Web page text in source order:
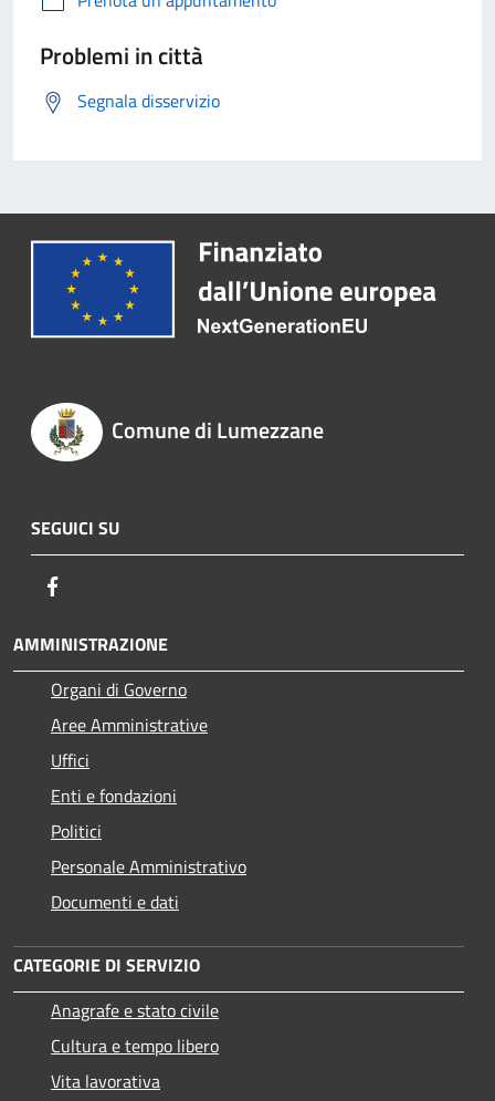
Problemi in città
Segnala disservizio
Comune di Lumezzane
SEGUICI SU
AMMINISTRAZIONE
Organi di Governo
Aree Amministrative
Uffici
Enti e fondazioni
Politici
Personale Amministrativo
Documenti e dati
CATEGORIE DI SERVIZIO
Anagrafe e stato civile
Cultura e tempo libero
Vita lavorativa